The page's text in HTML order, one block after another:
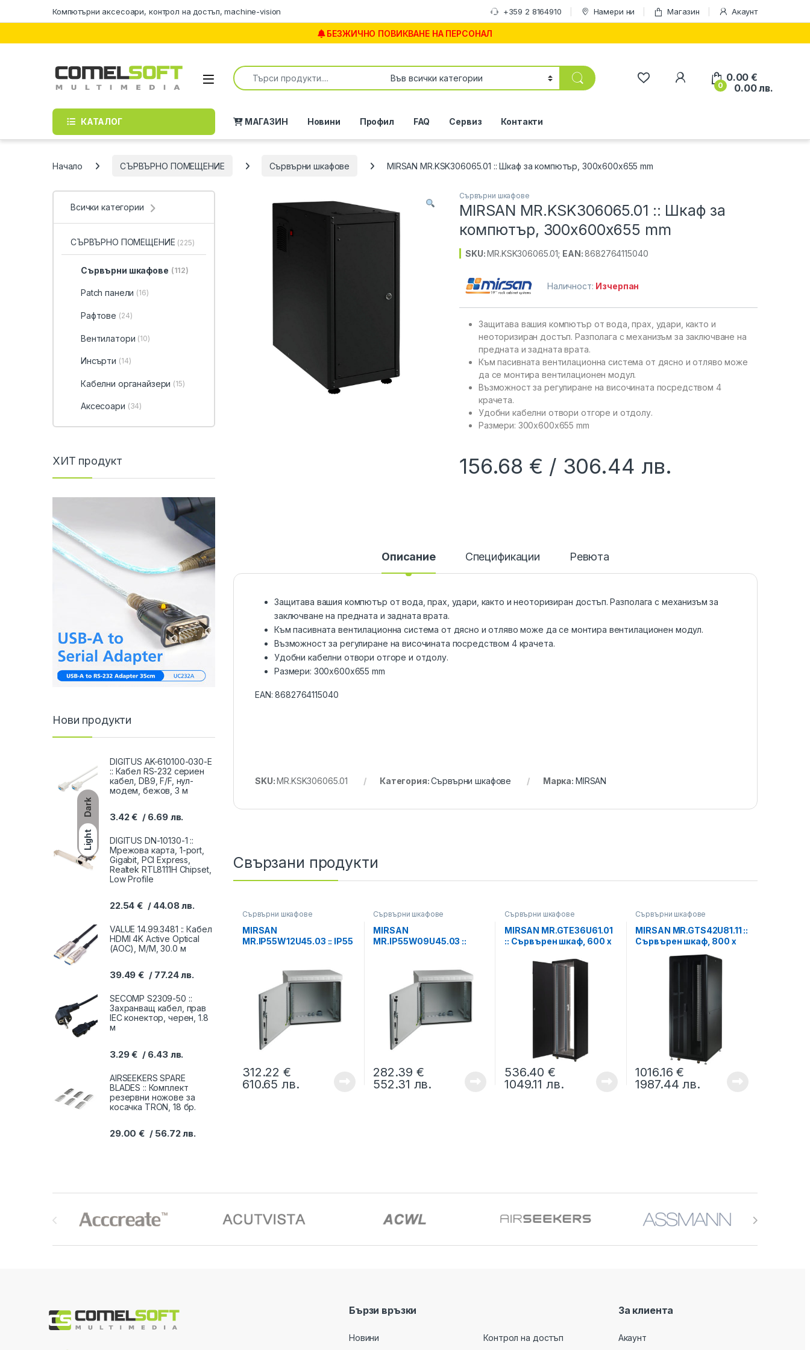
Dark
Light
Компютърни аксесоари, контрол на достъп, machine-vision +359 2 8164910 Намери ни Магазин Акаунт
БЕЗЖИЧНО ПОВИКВАНЕ НА ПЕРСОНАЛ
Search for:
0
0.00€
0.00лв.
КАТАЛОГ МАГАЗИН Новини Профил FAQ Сервиз Контакти
Начало СЪРВЪРНО ПОМЕЩЕНИЕ Сървърни шкафове MIRSAN MR.KSK306065.01 :: Шкаф за компютър, 300x600x655 mm
Сървърни шкафове
MIRSAN MR.KSK306065.01 :: Шкаф за
компютър, 300x600x655 mm
SKU:MR.KSK306065.01; EAN:8682764115040
Наличност: Изчерпан
Защитава вашия компютър от вода, прах, удари, както и
неоторизиран достъп. Разполага с механизъм за заключване на
предната и задната врата.
Към пасивната вентилационна система от дясно и отляво може
да се монтира вентилационен модул.
Възможност за регулиране на височината посредством 4
крачета.
Удобни кабелни отвори отгоре и отдолу.
Размери: 300x600x655 mm
156.68 € 306.44 лв.
Описание Спецификации Ревюта
Защитава вашия компютър от вода, прах, удари, както и неоторизиран достъп. Разполага с механизъм за
заключване на предната и задната врата.
Към пасивната вентилационна система от дясно и отляво може да се монтира вентилационен модул.
Възможност за регулиране на височината посредством 4 крачета.
Удобни кабелни отвори отгоре и отдолу.
Размери: 300x600x655 mm
EAN: 8682764115040
SKU:MR.KSK306065.01 Категория:Сървърни шкафове Марка: MIRSAN
Свързани продукти
Сървърни шкафове
MIRSAN
MR.IP55W12U45.03 :: IP55
D=450 мм / 12U, 100 кг
товар, бял, за стена
312.22€
610.65лв.
Сървърни шкафове
MIRSAN
MR.IP55W09U45.03 ::
мм, D=450 мм / 9U, 100 кг
товар, бял, за стена
282.39 €
552.31 лв.
Сървърни шкафове
MIRSAN MR.GTE36U61.01
:: Сървърен шкaф, 600 x
D=1000 мм, 600 кг
товар, черен, свободно
536.40€
1049.11 лв.
Сървърни шкафове
MIRSAN MR.GTS42U81.11 ::
Сървърен шкaф, 800 x
1000 x 2028 мм / 42U,
D=1000 мм, 1000 кг
товар, черен, свободно
стоящ, Server/Storage
1016.16€
1987.44лв.
Всички категории
СЪРВЪРНО ПОМЕЩЕНИЕ (225)
Сървърни шкафове (112)
Patch панели (16)
Рафтове (24)
Вентилатори (10)
Инсърти (14)
Кабелни органайзери (15)
Аксесоари (34)
ХИТ продукт
Нови продукти
DIGITUS AK-610100-030-E
:: Кабел RS-232 сериен
кабел, DB9, F/F, нул-
модем, бежов, 3 м
3.42€ 6.69 лв.
DIGITUS DN-10130-1 ::
Мрежова карта, 1-port,
Gigabit, PCI Express,
Realtek RTL8111H Chipset,
Low Profile
22.54€ 44.08лв.
VALUE 14.99.3481 :: Кабел
HDMI 4K Active Optical
(AOC), M/M, 30.0 м
39.49€ 77.24лв.
SECOMP S2309-50 ::
Захранващ кабел, прав
IEC конектор, черен, 1.8
м
3.29€ 6.43 лв.
AIRSEEKERS SPARE
BLADES :: Комплект
резервни ножове за
косачка TRON, 18 бр.
29.00€ 56.72лв.
Бързи връзки
Новини
Контрол на достъп
За клиента
Акаунт